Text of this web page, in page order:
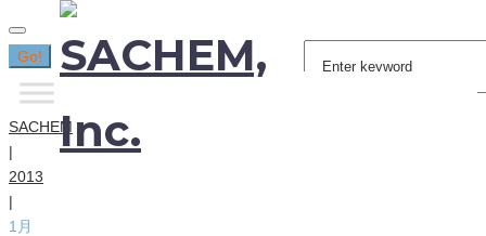
Search
for:
Go!
SACHEM
|
2013
|
1月